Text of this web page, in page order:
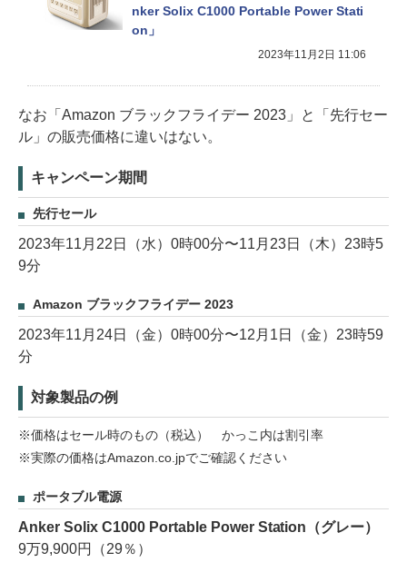
nker Solix C1000 Portable Power Stati
on」
2023年11月2日 11:06
なお「Amazon ブラックフライデー 2023」と「先行セー
ル」の販売価格に違いはない。
キャンペーン期間
先行セール
2023年11月22日（水）0時00分〜11月23日（木）23時5
9分
Amazon ブラックフライデー 2023
2023年11月24日（金）0時00分〜12月1日（金）23時59
分
対象製品の例
※価格はセール時のもの（税込） かっこ内は割引率
※実際の価格はAmazon.co.jpでご確認ください
ポータブル電源
Anker Solix C1000 Portable Power Station（グレー）
9万9,900円（29％）